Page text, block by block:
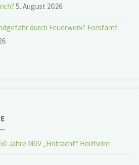
5. August 2026
durch Feuerwerk? Forstamt
Jahre MGV „Eintracht“ Holzheim